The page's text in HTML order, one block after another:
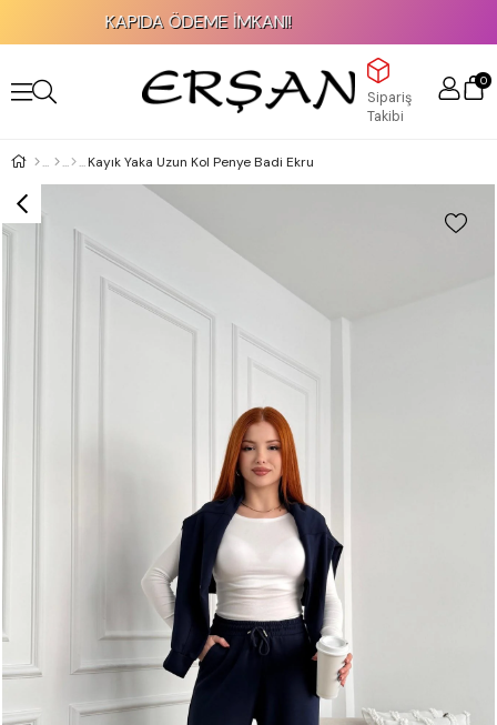
KAPIDA ÖDEME İMKANI!
Sipariş
Takibi
0
Kayık Yaka Uzun Kol Penye Badi Ekru